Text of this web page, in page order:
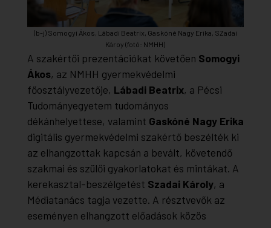
(b-j) Somogyi Ákos, Lábadi Beatrix, Gaskóné Nagy Erika, SZadai
Károy (fotó: NMHH)
A szakértői prezentációkat követően Somogyi
Ákos, az NMHH gyermekvédelmi
főosztályvezetője, Lábadi Beatrix, a Pécsi
Tudományegyetem tudományos
dékánhelyettese, valamint Gaskóné Nagy Erika
digitális gyermekvédelmi szakértő beszélték ki
az elhangzottak kapcsán a bevált, követendő
szakmai és szülői gyakorlatokat és mintákat. A
kerekasztal-beszélgetést Szadai Károly, a
Médiatanács tagja vezette. A résztvevők az
eseményen elhangzott előadások közös